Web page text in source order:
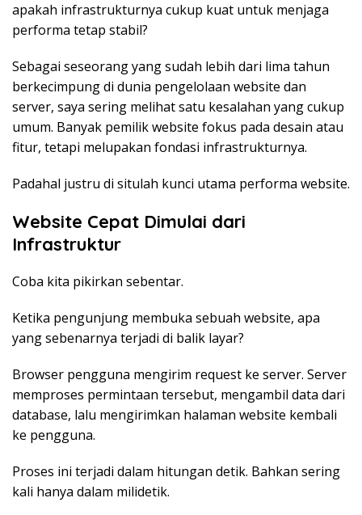
apakah infrastrukturnya cukup kuat untuk menjaga
performa tetap stabil?
Sebagai seseorang yang sudah lebih dari lima tahun
berkecimpung di dunia pengelolaan website dan
server, saya sering melihat satu kesalahan yang cukup
umum. Banyak pemilik website fokus pada desain atau
fitur, tetapi melupakan fondasi infrastrukturnya.
Padahal justru di situlah kunci utama performa website.
Website Cepat Dimulai dari
Infrastruktur
Coba kita pikirkan sebentar.
Ketika pengunjung membuka sebuah website, apa
yang sebenarnya terjadi di balik layar?
Browser pengguna mengirim request ke server. Server
memproses permintaan tersebut, mengambil data dari
database, lalu mengirimkan halaman website kembali
ke pengguna.
Proses ini terjadi dalam hitungan detik. Bahkan sering
kali hanya dalam milidetik.